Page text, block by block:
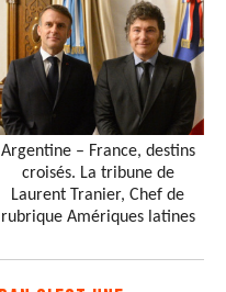
Argentine – France, destins
croisés. La tribune de
Laurent Tranier, Chef de
rubrique Amériques latines